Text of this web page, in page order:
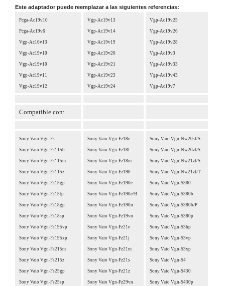
Este adaptador puede reemplazar a las siguientes referencias:
Pcga-Ac19v10
Pcga-Ac19v6
Vgp-Ac16v13
Vgp-Ac19v10
Vgp-Ac19v10
Vgp-Ac19v11
Vgp-Ac19v12
Vgp-Ac19v13
Vgp-Ac19v14
Vgp-Ac19v19
Vgp-Ac19v20
Vgp-Ac19v21
Vgp-Ac19v23
Vgp-Ac19v24
Vgp-Ac19v25
Vgp-Ac19v26
Vgp-Ac19v28
Vgp-Ac19v3
Vgp-Ac19v33
Vgp-Ac19v43
Vgp-Ac19v7
Compatible con:
Sony Vaio Vgn-Fs
Sony Vaio Vgn-Fs115b
Sony Vaio Vgn-Fs115m
Sony Vaio Vgn-Fs115z
Sony Vaio Vgn-Fs15gp
Sony Vaio Vgn-Fs15tp
Sony Vaio Vgn-Fs18gp
Sony Vaio Vgn-Fs18sp
Sony Vaio Vgn-Fs195vp
Sony Vaio Vgn-Fs195xp
Sony Vaio Vgn-Fs215m
Sony Vaio Vgn-Fs215z
Sony Vaio Vgn-Fs25gp
Sony Vaio Vgn-Fs25sp
Sony Vaio Vgn-Fz18e
Sony Vaio Vgn-Fz18l
Sony Vaio Vgn-Fz18m
Sony Vaio Vgn-Fz190
Sony Vaio Vgn-Fz190e
Sony Vaio Vgn-Fz190e/B
Sony Vaio Vgn-Fz190n
Sony Vaio Vgn-Fz19vn
Sony Vaio Vgn-Fz21e
Sony Vaio Vgn-Fz21j
Sony Vaio Vgn-Fz21m
Sony Vaio Vgn-Fz21s
Sony Vaio Vgn-Fz21z
Sony Vaio Vgn-Fz29vn
Sony Vaio Vgn-Nw20sf/S
Sony Vaio Vgn-Nw20zf/S
Sony Vaio Vgn-Nw21zf/S
Sony Vaio Vgn-Nw21zf/T
Sony Vaio Vgn-S380
Sony Vaio Vgn-S380b
Sony Vaio Vgn-S380b/P
Sony Vaio Vgn-S380p
Sony Vaio Vgn-S3hp
Sony Vaio Vgn-S3vp
Sony Vaio Vgn-S3xp
Sony Vaio Vgn-S4
Sony Vaio Vgn-S430
Sony Vaio Vgn-S430p